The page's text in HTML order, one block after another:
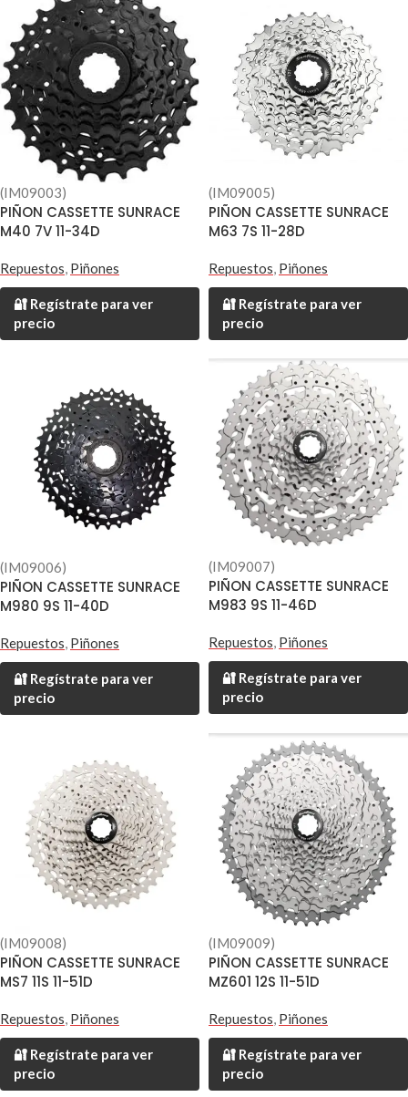
(IM09003)
PIÑON CASSETTE SUNRACE
M40 7V 11-34D
Repuestos, Piñones
🔐 Regístrate para ver
precio
(IM09005)
PIÑON CASSETTE SUNRACE
M63 7S 11-28D
Repuestos, Piñones
🔐 Regístrate para ver
precio
(IM09006)
PIÑON CASSETTE SUNRACE
M980 9S 11-40D
Repuestos, Piñones
🔐 Regístrate para ver
precio
(IM09007)
PIÑON CASSETTE SUNRACE
M983 9S 11-46D
Repuestos, Piñones
🔐 Regístrate para ver
precio
(IM09008)
PIÑON CASSETTE SUNRACE
MS7 11S 11-51D
Repuestos, Piñones
🔐 Regístrate para ver
precio
(IM09009)
PIÑON CASSETTE SUNRACE
MZ601 12S 11-51D
Repuestos, Piñones
🔐 Regístrate para ver
precio